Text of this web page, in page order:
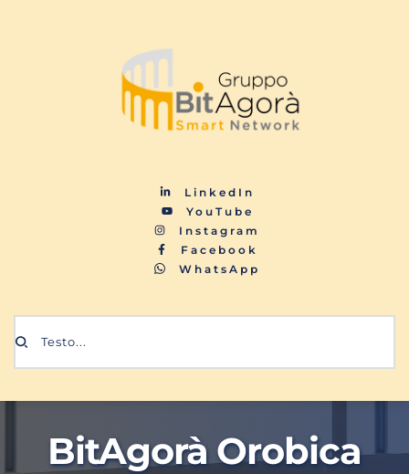
LinkedIn
YouTube
Instagram
Facebook
WhatsApp
Testo...
BitAgorà Orobica